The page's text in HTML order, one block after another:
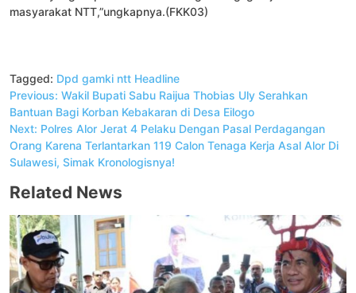
masyarakat NTT,”ungkapnya.(FKK03)
Tagged: Dpd gamki ntt Headline
Navigasi
pos
Previous: Wakil Bupati Sabu Raijua Thobias Uly Serahkan
Bantuan Bagi Korban Kebakaran di Desa Eilogo
Next: Polres Alor Jerat 4 Pelaku Dengan Pasal Perdagangan
Orang Karena Terlantarkan 119 Calon Tenaga Kerja Asal Alor Di
Sulawesi, Simak Kronologisnya!
Related News